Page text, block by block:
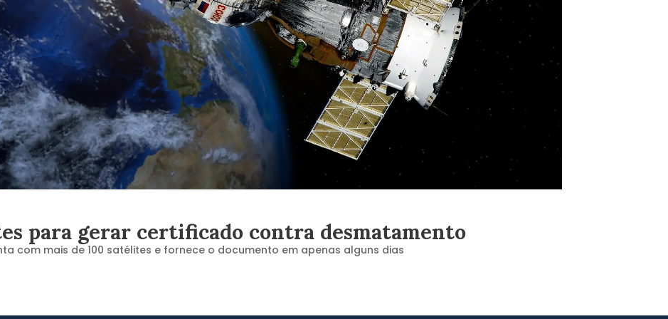
para gerar certificado contra desmatamento
com mais de 100 satélites e fornece o documento em apenas alguns dias